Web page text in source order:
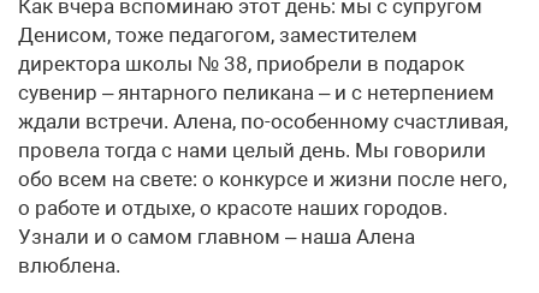
Как вчера вспоминаю этот день: мы с супругом
Денисом, тоже педагогом, заместителем
директора школы № 38, приобрели в подарок
сувенир – янтарного пеликана – и с нетерпением
ждали встречи. Алена, по-особенному счастливая,
провела тогда с нами целый день. Мы говорили
обо всем на свете: о конкурсе и жизни после него,
о работе и отдыхе, о красоте наших городов.
Узнали и о самом главном – наша Алена
влюблена.